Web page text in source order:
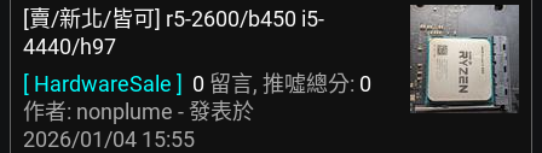
[賣/新北/皆可] r5-2600/b450 i5-
4440/h97
[ HardwareSale ] 0 留言, 推噓總分: 0
作者: nonplume - 發表於
2026/01/04 15:55